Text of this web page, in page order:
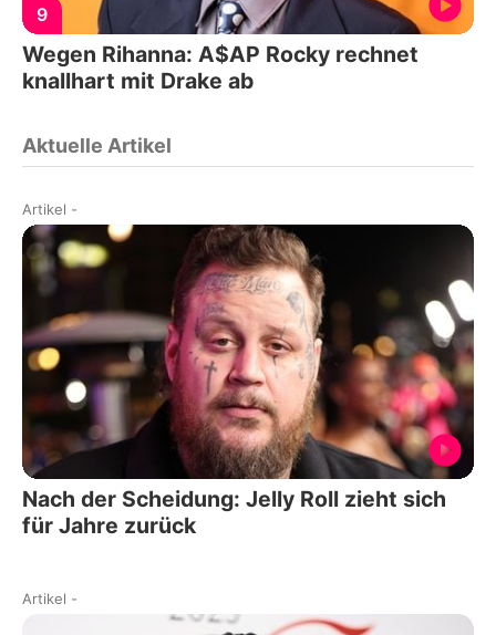
9
Wegen Rihanna: A$AP Rocky rechnet
knallhart mit Drake ab
Aktuelle Artikel
Artikel -
Nach der Scheidung: Jelly Roll zieht sich
für Jahre zurück
Artikel -